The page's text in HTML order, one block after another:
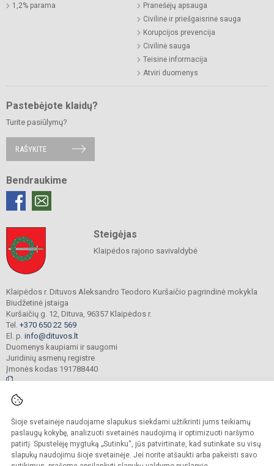
Šioje svetainėje naudojame slapukus siekdami užtikrinti jums teikiamų
paslaugų kokybę, analizuoti svetainės naudojimą ir optimizuoti naršymo
patirtį. Spustelėję mygtuką „Sutinku“, jūs patvirtinate, kad sutinkate su visų
slapukų naudojimu šioje svetainėje. Jei norite atšaukti arba pakeisti savo
1,2% parama
Pranešėjų apsauga
Civilinė ir priešgaisrinė sauga
Korupcijos prevencija
Civilinė sauga
Teisinė informacija
Atviri duomenys
Pastebėjote klaidų?
Turite pasiūlymų?
RAŠYKITE
Bendraukime
Steigėjas
Klaipėdos rajono savivaldybė
Klaipėdos r. Dituvos Aleksandro Teodoro Kuršaičio pagrindinė mokykla
Biudžetinė įstaiga
Kuršaičių g. 12, Dituva, 96357 Klaipėdos r.
Tel. +370 650 22 569
El. p. info@dituvos.lt
Duomenys kaupiami ir saugomi
Juridinių asmenų registre
Įmonės kodas 191788440
Visos teisės saugomos. Kopijuoti turinį be raštiško įstaigos administracijos
sutikimo griežtai draudžiama.
Prieinamumo paraiška Slapukų politika